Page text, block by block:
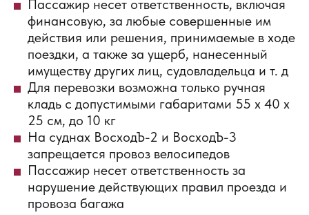
Пассажир несет ответственность, включая
финансовую, за любые совершенные им
действия или решения, принимаемые в ходе
поездки, а также за ущерб, нанесенный
имуществу других лиц, судовладельца и т. д
Для перевозки возможна только ручная
кладь с допустимыми габаритами 55 х 40 х
25 см, до 10 кг
На суднах ВосходЪ-2 и ВосходЪ-3
запрещается провоз велосипедов
Пассажир несет ответственность за
нарушение действующих правил проезда и
провоза багажа